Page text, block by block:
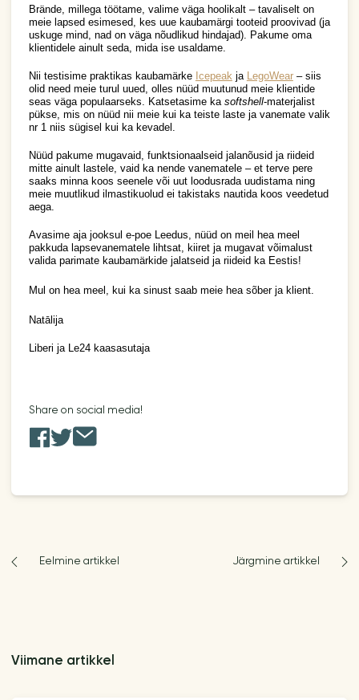
Brände, millega töötame, valime väga hoolikalt – tavaliselt on
meie lapsed esimesed, kes uue kaubamärgi tooteid proovivad (ja
uskuge mind, nad on väga nõudlikud hindajad). Pakume oma
klientidele ainult seda, mida ise usaldame.
Nii testisime praktikas kaubamärke Icepeak ja LegoWear – siis
olid need meie turul uued, olles nüüd muutunud meie klientide
seas väga populaarseks. Katsetasime ka softshell-materjalist
pükse, mis on nüüd nii meie kui ka teiste laste ja vanemate valik
nr 1 niis sügisel kui ka kevadel.
Nüüd pakume mugavaid, funktsionaalseid jalanõusid ja riideid
mitte ainult lastele, vaid ka nende vanematele – et terve pere
saaks minna koos seenele või uut loodusrada uudistama ning
meie muutlikud ilmastikuolud ei takistaks nautida koos veedetud
aega.
Avasime aja jooksul e-poe Leedus, nüüd on meil hea meel
pakkuda lapsevanematele lihtsat, kiiret ja mugavat võimalust
valida parimate kaubamärkide jalatseid ja riideid ka Eestis!
Mul on hea meel, kui ka sinust saab meie hea sõber ja klient.
Natālija
Liberi ja Le24 kaasasutaja
Share on social media!
Eelmine artikkel Järgmine artikkel
Viimane artikkel